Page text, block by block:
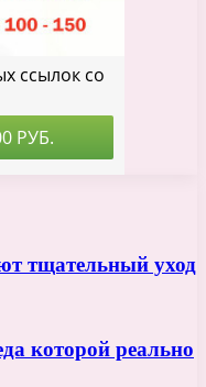
тщательный уход
которой реально